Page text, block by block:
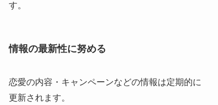
す。
情報の最新性に努める
恋愛の内容・キャンペーンなどの情報は定期的に
更新されます。